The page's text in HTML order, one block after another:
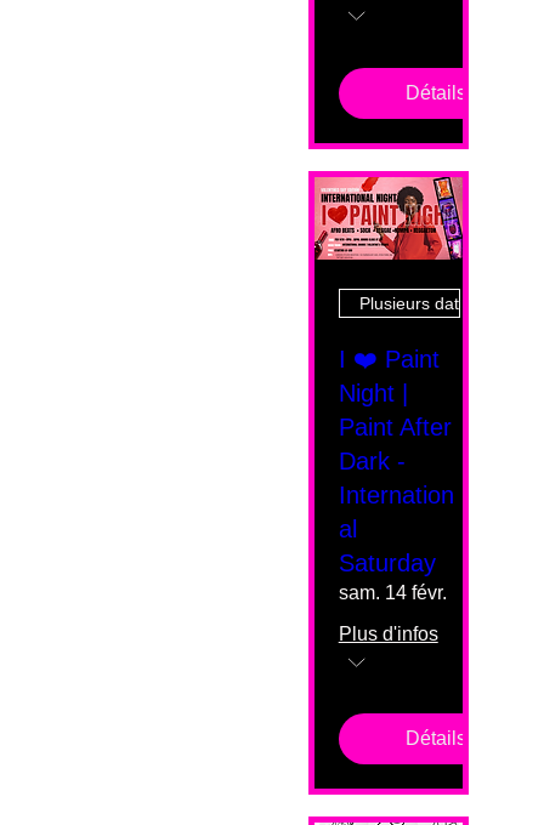
Détails
Plusieurs dates
I ❤️ Paint
Night |
Paint After
Dark -
Internation
al
Saturday
sam. 14 févr.
Plus d'infos
Détails